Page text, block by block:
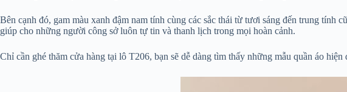
Bên cạnh đó, gam màu xanh đậm nam tính cùng các sắc thái từ tươi sáng đến trung
giúp cho những người công sở luôn tự tin và thanh lịch trong mọi hoàn cảnh.
Chỉ cần ghé thăm cửa hàng tại lô T206, bạn sẽ dễ dàng tìm thấy những mẫu quần áo